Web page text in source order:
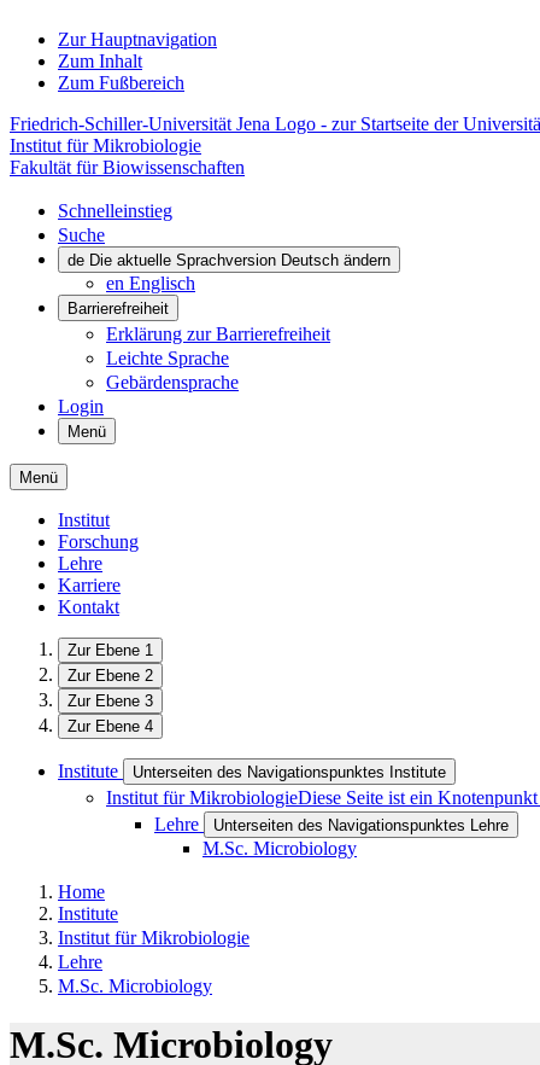
Zur Hauptnavigation
Zum Inhalt
Zum Fußbereich
Friedrich-Schiller-Universität Jena Logo - zur Startseite der
Institut für Mikrobiologie
Fakultät für Biowissenschaften
Schnelleinstieg
Suche
de Die aktuelle Sprachversion Deutsch ändern
en Englisch
Barrierefreiheit
Erklärung zur Barrierefreiheit
Leichte Sprache
Gebärdensprache
Login
Menü
Menü
Institut
Forschung
Lehre
Karriere
Kontakt
Zur Ebene 1
Zur Ebene 2
Zur Ebene 3
Zur Ebene 4
Institute Unterseiten des Navigationspunktes Institute
Institut für MikrobiologieDiese Seite ist ein Knotenpunkt
Lehre
Unterseiten des Navigationspunktes Lehre
M.Sc. Microbiology
Home
Institute
Institut für Mikrobiologie
Lehre
M.Sc. Microbiology
M.Sc. Microbiology